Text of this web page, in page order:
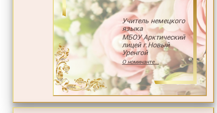
Учитель немецкого
языка
МБОУ Арктический
лицей г.Новый
Уренгой
О номинанте...